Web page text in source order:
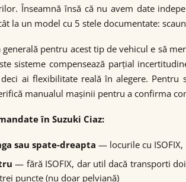
Înseamnă însă că nu avem date
la un model cu 5 stele documentate:
generală pentru acest tip de vehicul e să
sisteme compensează parțial
deci ai flexibilitate reală în alegere.
manualul mașinii pentru a confirma
în Suzuki Ciaz:
sau spate-dreapta — locurile cu ISOFIX,
— fără ISOFIX, dar util dacă transporti
puncte (nu doar pelviană)